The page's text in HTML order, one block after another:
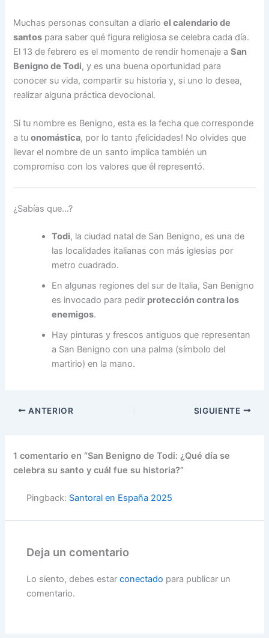
Muchas personas consultan a diarioel calendario de
santos para saber qué figura religiosa se celebra cada día.
El 13 de febrero es el momento de rendir homenaje aSan
Benigno de Todi, y es una buena oportunidad para
conocer su vida, compartir su historia y, si uno lo desea,
realizar alguna práctica devocional.
Si tu nombre es Benigno, esta es la fecha que corresponde
a tuonomástica, por lo tanto ¡felicidades! No olvides que
llevar el nombre de un santo implica también un
compromiso con los valores que él representó.
¿Sabías que…?
Todi, la ciudad natal de San Benigno, es una de
las localidades italianas con más iglesias por
metro cuadrado.
En algunas regiones del sur de Italia, San Benigno
es invocado para pedir protección contra los
enemigos.
Hay pinturas y frescos antiguos que representan
a San Benigno con una palma (símbolo del
martirio) en la mano.
ANTERIOR SIGUIENTE
1 comentario en “San Benigno de Todi: ¿Qué día se
celebra su santo y cuál fue su historia?”
Pingback: Santoral en España 2025
Deja un comentario
Lo siento, debes estarconectado para publicar un
comentario.